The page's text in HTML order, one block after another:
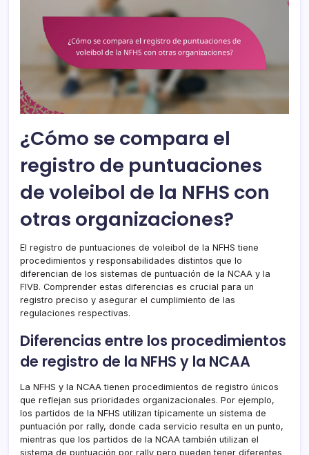
¿Cómo se compara el
registro de puntuaciones
de voleibol de la NFHS con
otras organizaciones?
El registro de puntuaciones de voleibol de la NFHS tiene
procedimientos y responsabilidades distintos que lo
diferencian de los sistemas de puntuación de la NCAA y la
FIVB. Comprender estas diferencias es crucial para un
registro preciso y asegurar el cumplimiento de las
regulaciones respectivas.
Diferencias entre los procedimientos
de registro de la NFHS y la NCAA
La NFHS y la NCAA tienen procedimientos de registro únicos
que reflejan sus prioridades organizacionales. Por ejemplo,
los partidos de la NFHS utilizan típicamente un sistema de
puntuación por rally, donde cada servicio resulta en un punto,
mientras que los partidos de la NCAA también utilizan el
sistema de puntuación por rally pero pueden tener diferentes